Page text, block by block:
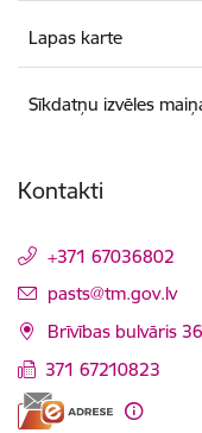
Lapas karte
Sīkdatņu izvēles
Kontakti
+371 67036802
E-pasts:
pasts@tm.gov.lv
Brīvības bulvāris
371 67210823